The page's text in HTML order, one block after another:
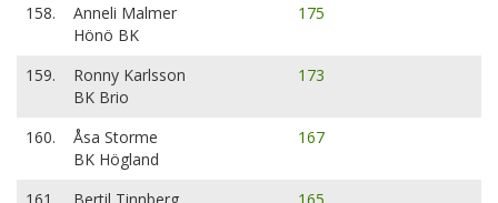
158.
Anneli Malmer
Hönö BK
175
159.
Ronny Karlsson
BK Brio
173
160.
Åsa Storme
BK Högland
167